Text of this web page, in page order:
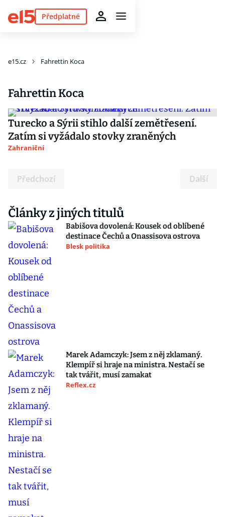
Předplatné
e15.cz Fahrettin Koca
Fahrettin Koca
Turecko a Sýrii stihlo další zemětřesení.
Zatím si vyžádalo stovky zraněných
Zahraniční
Předchozí Další
Články z jiných titulů
Babišova dovolená: Kousek od oblíbené
destinace Čechů a Onassisova ostrova
Blesk politika
Marek Adamczyk: Jsem z něj zklamaný.
Klempíř si hraje na ministra. Nestačí se
tak tvářit, musí zamakat
Reflex.cz